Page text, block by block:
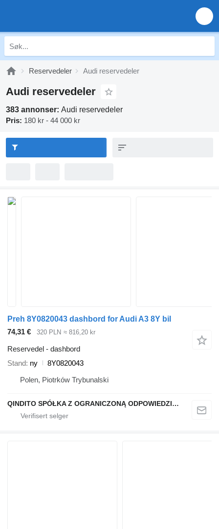
Reservedeler Audi reservedeler
Audi reservedeler
383 annonser: Audi reservedeler
Pris: 180 kr - 44 000 kr
Preh 8Y0820043 dashbord for Audi A3 8Y bil
74,31 €
320 PLN ≈ 816,20 kr
Reservedel - dashbord
Stand ny
8Y0820043
Polen, Piotrków Trybunalski
QINDITO SPÓŁKA Z OGRANICZONĄ ODPOWIEDZIALNOŚCIĄ